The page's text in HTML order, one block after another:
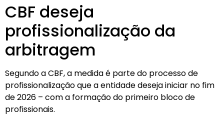
CBF deseja
profissionalização da
arbitragem
Segundo a CBF, a medida é parte do processo de
profissionalização que a entidade deseja iniciar no fim
de 2026 – com a formação do primeiro bloco de
profissionais.